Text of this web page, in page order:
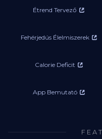
Étrend Tervező
Fehérjedús Élelmiszerek
Calorie Deficit
App Bemutató